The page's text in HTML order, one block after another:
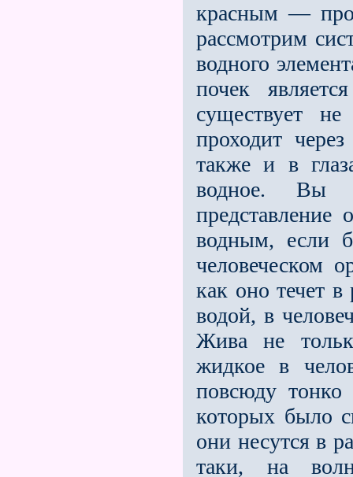
красным —
рассмотрим
водного
почек
существует
проходит
также и в
водное. Вы
водным, если
человеческом
как оно течет
водой, в
Жива не
жидкое в
повсюду тонко
которых было
они несутся в
таки, на